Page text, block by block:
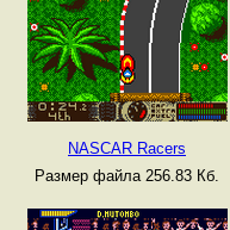
NASCAR Racers
Размер файла 256.83 Кб.